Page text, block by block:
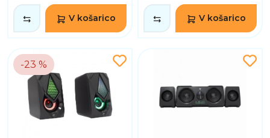
V košarico V košarico
-23 %